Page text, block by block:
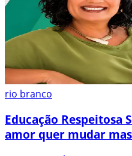
rio branco
Educação Respeitosa
amor quer mudar